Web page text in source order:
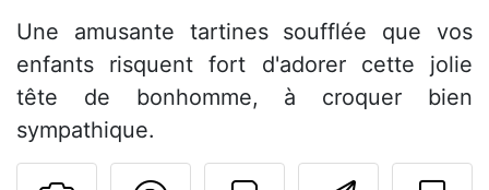
Une amusante tartines soufflée que vos
enfants risquent fort d'adorer cette jolie
tête de bonhomme, à croquer bien
sympathique.